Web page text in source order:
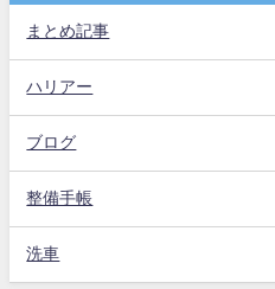
まとめ記事
ハリアー
ブログ
整備手帳
洗車